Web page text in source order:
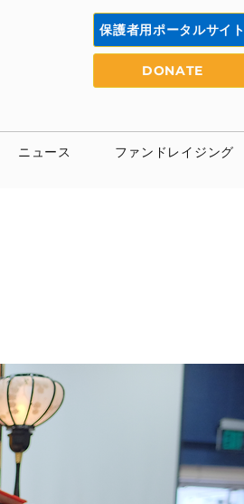
保護者用ポータルサイト
DONATE
ニュース ファンドレイジング